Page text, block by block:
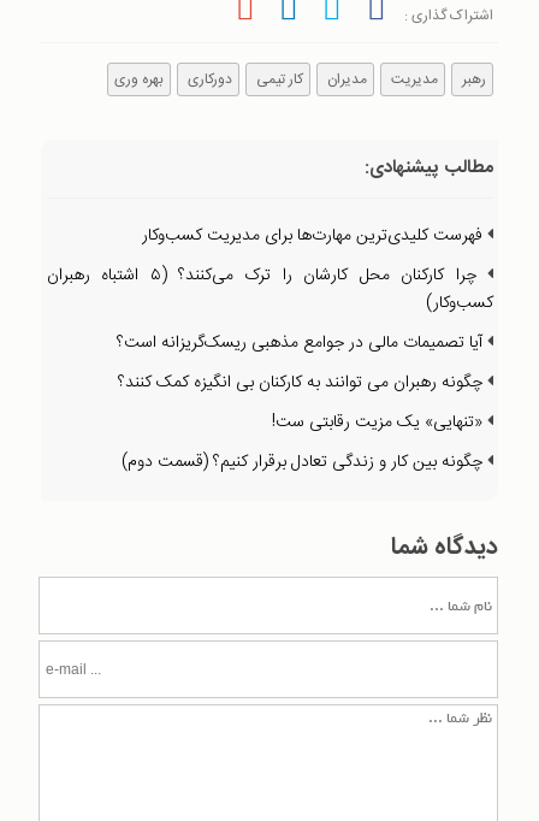
اشتراک گذاری :
رهبر مدیریت مدیران کار تیمی دورکاری بهره وری
مطالب پیشنهادی:
فهرست کلیدی‌ترین مهارت‌ها برای مدیریت کسب‌وکار
چرا کارکنان محل کارشان را ترک می‌کنند؟ (۵ اشتباه رهبران
کسب‌وکار)
آیا تصمیمات مالی در جوامع مذهبی ریسک‌گریزانه است؟
چگونه رهبران می توانند به کارکنان بی انگیزه کمک کنند؟
«تنهایی» یک مزیت رقابتی ست!
چگونه بین کار و زندگی تعادل برقرار کنیم؟ (قسمت دوم)
دیدگاه شما